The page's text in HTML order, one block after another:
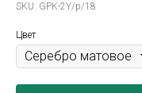
SKU: GPK-2Y/p/18
Цвет